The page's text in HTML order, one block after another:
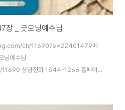
장 _ 굿모닝예수님
ch/11690?e=22401479메
닝예수님
상담전화 1544-1266 홈페이지
ch/10588